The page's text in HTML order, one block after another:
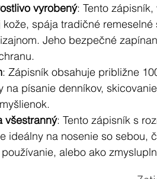
vyrobený: Tento
kože, spája tradičné
Jeho bezpečné
: Zápisník obsahuje približne
na písanie denníkov,
všestranný: Tento zápisník s
ideálny na nosenie so sebou,
alebo ako